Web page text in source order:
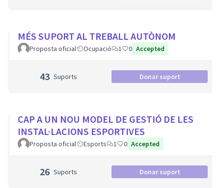
MÉS SUPORT AL TREBALL AUTÒNOM
Proposta oficial Ocupació 1 0 Accepted
43 Suports Donar suport
CAP A UN NOU MODEL DE GESTIÓ DE LES
INSTAL·LACIONS ESPORTIVES
Proposta oficial Esports 1 0 Accepted
26 Suports Donar suport